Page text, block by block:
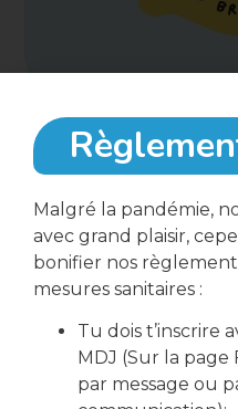
5 juin, 2023
16:00
Local Action
Malgré la pandémie,
avec grand plaisir,
bonifier nos
mesures sanitaires :
Tu dois t’inscrire
MDJ (Sur la
par message ou